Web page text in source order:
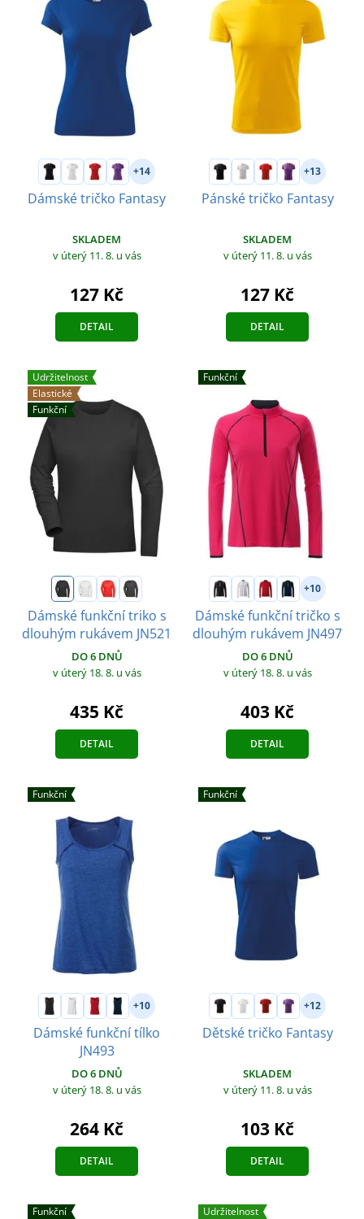
+14
Dámské tričko Fantasy
SKLADEM
v úterý 11. 8. u vás
127 Kč
DETAIL
+13
Pánské tričko Fantasy
SKLADEM
v úterý 11. 8. u vás
127 Kč
DETAIL
Udržitelnost
Elastické
Funkční
Dámské funkční triko s
dlouhým rukávem JN521
DO 6 DNŮ
v úterý 18. 8. u vás
435 Kč
DETAIL
Funkční
+10
Dámské funkční tričko s
dlouhým rukávem JN497
DO 6 DNŮ
v úterý 18. 8. u vás
403 Kč
DETAIL
Funkční
+10
Dámské funkční tílko
JN493
DO 6 DNŮ
v úterý 18. 8. u vás
264 Kč
DETAIL
Funkční
+12
Dětské tričko Fantasy
SKLADEM
v úterý 11. 8. u vás
103 Kč
DETAIL
Funkční
Udržitelnost